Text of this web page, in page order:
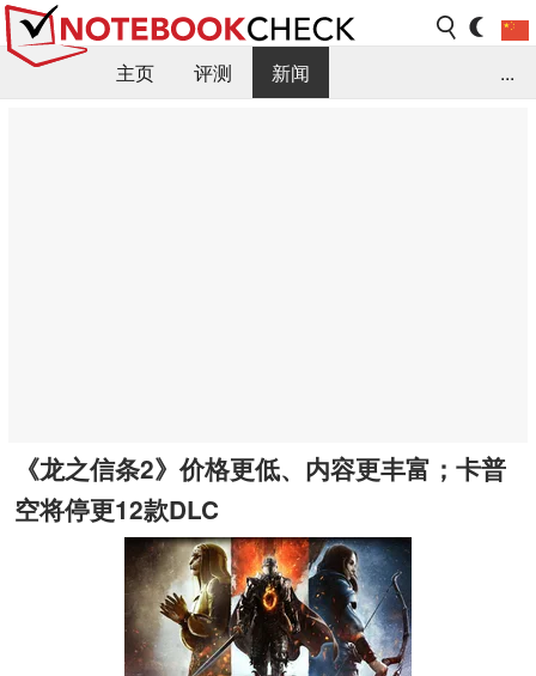
主页 评测
新闻
...
《龙之信条2》价格更低、内容更丰富；卡普
空将停更12款DLC